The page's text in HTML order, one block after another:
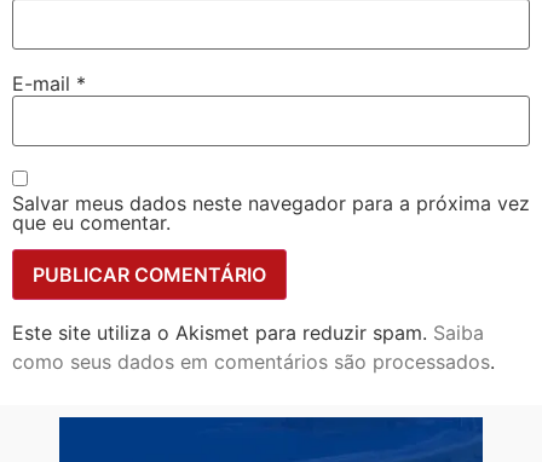
E-mail *
Salvar meus dados neste navegador para a próxima vez
que eu comentar.
Este site utiliza o Akismet para reduzir spam. Saiba
como seus dados em comentários são processados.